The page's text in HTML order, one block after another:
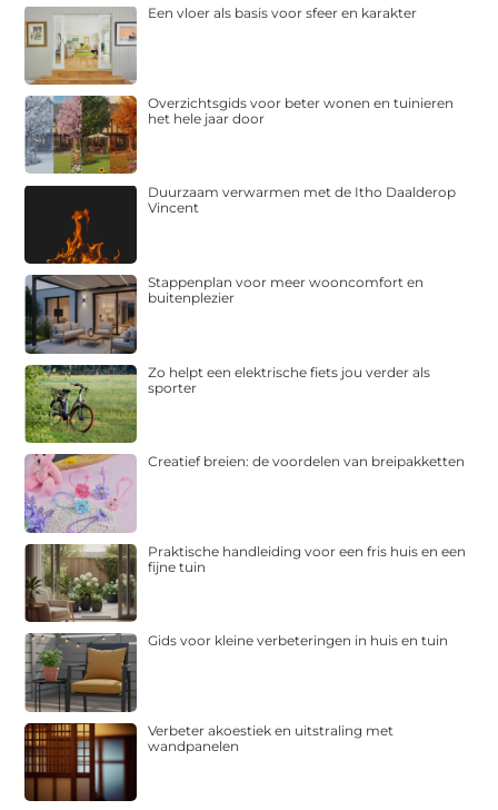
Een vloer als basis voor sfeer en karakter
Overzichtsgids voor beter wonen en tuinieren
het hele jaar door
Duurzaam verwarmen met de Itho Daalderop
Vincent
Stappenplan voor meer wooncomfort en
buitenplezier
Zo helpt een elektrische fiets jou verder als
sporter
Creatief breien: de voordelen van breipakketten
Praktische handleiding voor een fris huis en een
fijne tuin
Gids voor kleine verbeteringen in huis en tuin
Verbeter akoestiek en uitstraling met
wandpanelen